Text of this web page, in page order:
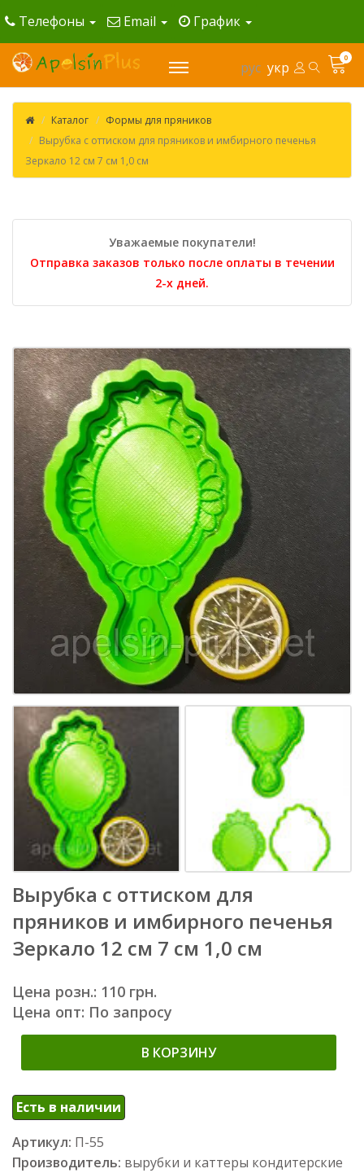
Телефоны Email График
рус укр
0
Каталог
Формы для пряников
Вырубка с оттиском для пряников и имбирного печенья
Зеркало 12 см 7 см 1,0 см
Уважаемые покупатели!
Отправка заказов только после оплаты в течении
2-х дней.
Вырубка с оттиском для
пряников и имбирного печенья
Зеркало 12 см 7 см 1,0 см
Цена розн.: 110 грн.
Цена опт: По запросу
В КОРЗИНУ
Есть в наличии
Артикул: П-55
Производитель: вырубки и каттеры кондитерские